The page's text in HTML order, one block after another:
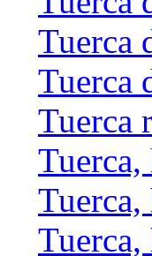
Tuerca
Tuerca
Tuerca
Tuerca,